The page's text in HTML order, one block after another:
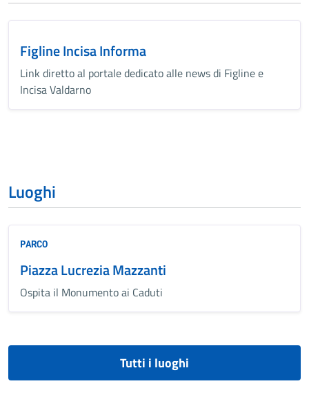
Figline Incisa Informa
Link diretto al portale dedicato alle news di Figline e
Incisa Valdarno
Luoghi
PARCO
Piazza Lucrezia Mazzanti
Ospita il Monumento ai Caduti
Tutti i luoghi